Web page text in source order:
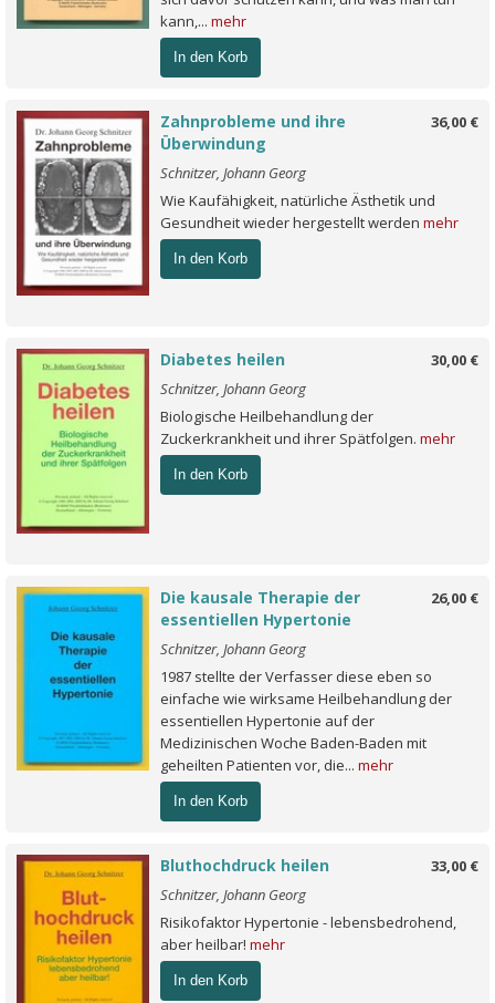
kann,... mehr
In den Korb
36,00 €
Zahnprobleme und ihre
Überwindung
Schnitzer, Johann Georg
Wie Kaufähigkeit, natürliche Ästhetik und
Gesundheit wieder hergestellt werden mehr
In den Korb
30,00 €
Diabetes heilen
Schnitzer, Johann Georg
Biologische Heilbehandlung der
Zuckerkrankheit und ihrer Spätfolgen. mehr
In den Korb
26,00 €
Die kausale Therapie der
essentiellen Hypertonie
Schnitzer, Johann Georg
1987 stellte der Verfasser diese eben so
einfache wie wirksame Heilbehandlung der
essentiellen Hypertonie auf der
Medizinischen Woche Baden-Baden mit
geheilten Patienten vor, die... mehr
In den Korb
33,00 €
Bluthochdruck heilen
Schnitzer, Johann Georg
Risikofaktor Hypertonie - lebensbedrohend,
aber heilbar! mehr
In den Korb